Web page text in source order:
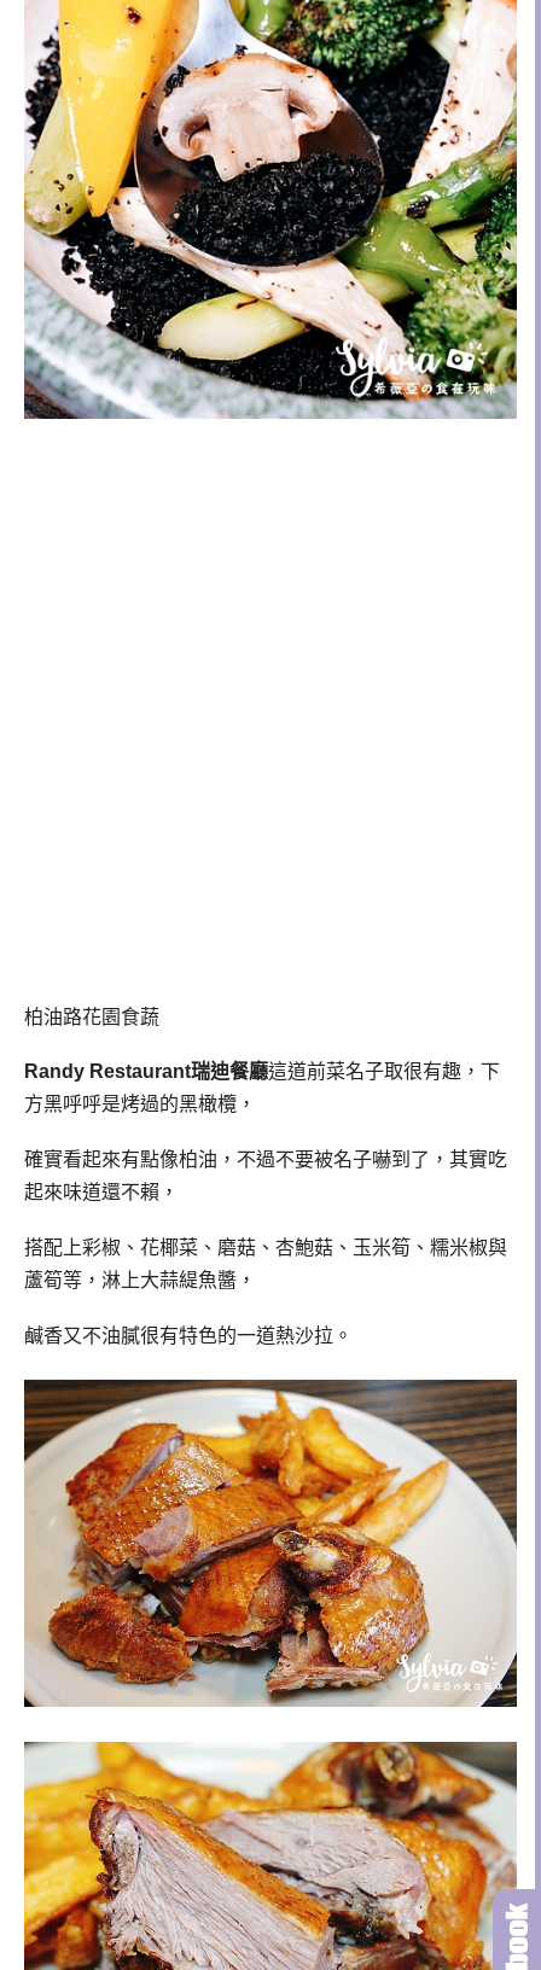
柏油路花園食蔬
Randy Restaurant瑞迪餐廳這道前菜名子取很有趣，下
方黑呼呼是烤過的黑橄欖，
確實看起來有點像柏油，不過不要被名子嚇到了，其實吃
起來味道還不賴，
搭配上彩椒、花椰菜、磨菇、杏鮑菇、玉米筍、糯米椒與
蘆筍等，淋上大蒜緹魚醬，
鹹香又不油膩很有特色的一道熱沙拉。